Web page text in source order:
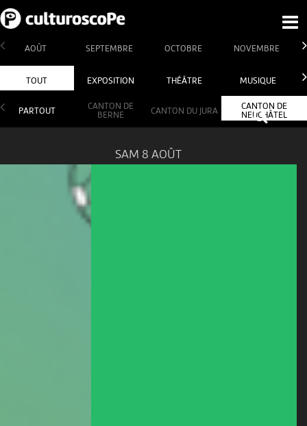
AOÛT SEPTEMBRE OCTOBRE NOVEMBRE
TOUT EXPOSITION THÉÂTRE MUSIQUE
PARTOUT
CANTON DE
BERNE
CANTON DU JURA
CANTON DE
NEUCHÂTEL
SAM 8 AOÛT